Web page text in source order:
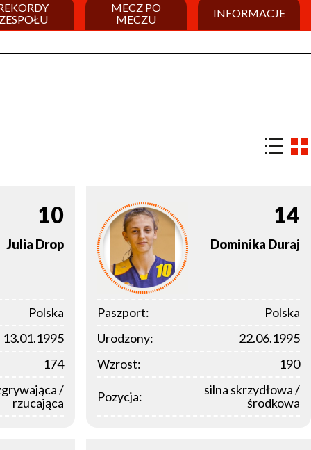
ZESPOŁU
MECZ PO
MECZU
INFORMACJE
10
Julia Drop
Polska
13.01.1995
174
/
rzucająca
14
Dominika Duraj
Paszport:
Polska
Urodzony:
22.06.1995
Wzrost:
190
Pozycja:
silna skrzydłowa /
środkowa